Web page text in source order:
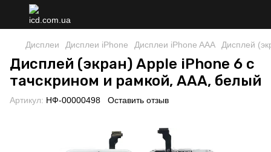
Дисплеи Дисплеи iPhone Дисплеи iPhone AAA Дисплей
Дисплей (экран) Apple iPhone 6 с
тачскрином и рамкой, AAA, белый
Артикул: НФ-00000498 Оставить отзыв